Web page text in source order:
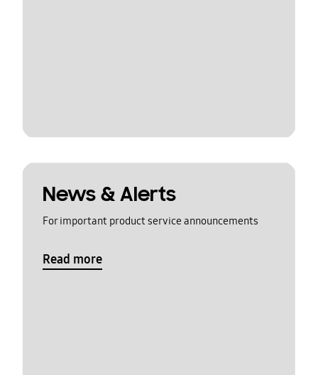
News & Alerts
For important product service announcements
Read more